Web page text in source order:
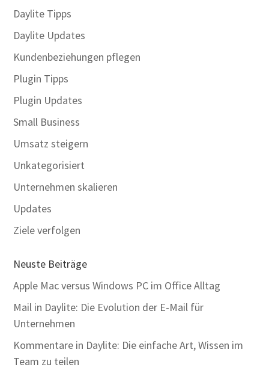
Daylite Tipps
Daylite Updates
Kundenbeziehungen pflegen
Plugin Tipps
Plugin Updates
Small Business
Umsatz steigern
Unkategorisiert
Unternehmen skalieren
Updates
Ziele verfolgen
Neuste Beiträge
Apple Mac versus Windows PC im Office Alltag
Mail in Daylite: Die Evolution der E-Mail für
Unternehmen
Kommentare in Daylite: Die einfache Art, Wissen im
Team zu teilen